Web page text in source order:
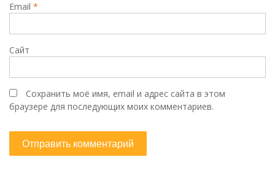
Email *
Сайт
Сохранить моё имя, email и адрес сайта в этом
браузере для последующих моих комментариев.